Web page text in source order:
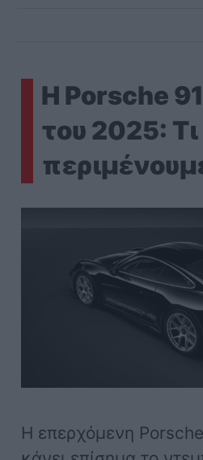
Η Porsche
του 2025:
Η επερχόμενη